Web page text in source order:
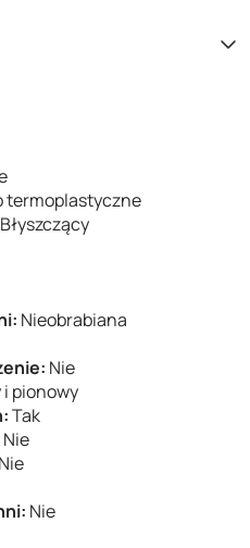
termoplastyczne
Błyszczący
Nieobrabiana
Nie
i pionowy
Tak
Nie
Nie
Nie